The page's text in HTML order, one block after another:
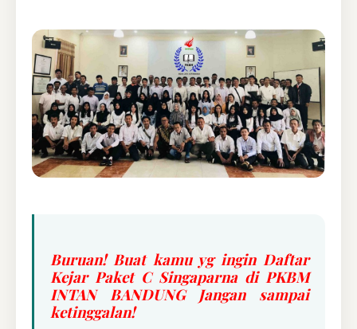
Buruan! Buat kamu yg ingin Daftar
Kejar Paket C Singaparna di PKBM
INTAN BANDUNG Jangan sampai
ketinggalan!